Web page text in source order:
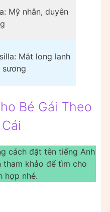
Mỹ nhân, duyên
Mắt long lanh
sương
Bé Gái Theo
cách đặt tên tiếng Anh
khảo để tìm cho
hợp nhé.